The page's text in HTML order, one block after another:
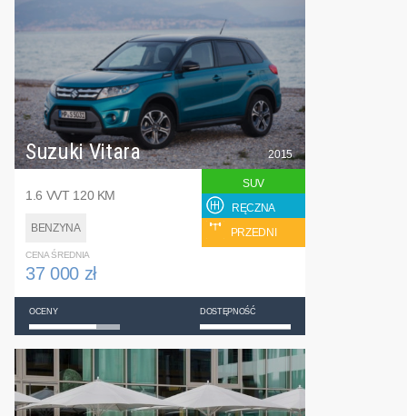
Suzuki Vitara
1.6 VVT 120 KM
BENZYNA
2015
SUV
RĘCZNA
PRZEDNI
CENA ŚREDNIA
37 000 zł
OCENY DOSTĘPNOŚĆ